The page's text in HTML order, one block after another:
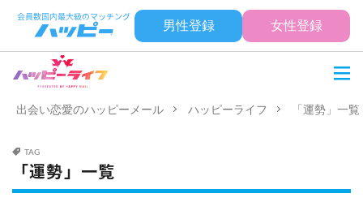
男性登録 女性登録
出会い恋愛のハッピーメール ハッピーライフ 「運勢」一覧
TAG
「運勢」一覧